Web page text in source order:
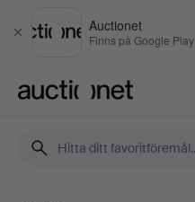
Stäng
Auctionet
Finns på Google Play